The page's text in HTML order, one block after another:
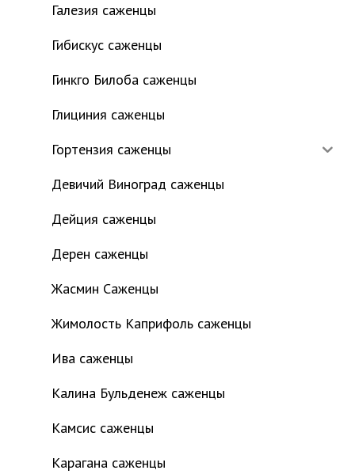
Галезия саженцы
Гибискус саженцы
Гинкго Билоба саженцы
Глициния саженцы
Гортензия саженцы
Девичий Виноград саженцы
Дейция саженцы
Дерен саженцы
Жасмин Саженцы
Жимолость Каприфоль саженцы
Ива саженцы
Калина Бульденеж саженцы
Камсис саженцы
Карагана саженцы